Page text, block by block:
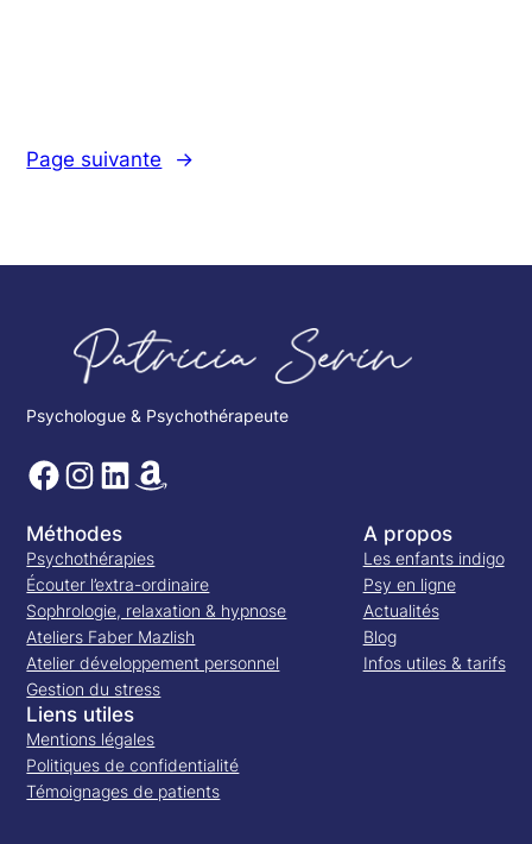
Page suivante →
Psychologue & Psychothérapeute
Méthodes
Psychothérapies
Écouter l’extra-ordinaire
Sophrologie, relaxation & hypnose
Ateliers Faber Mazlish
Atelier développement personnel
Gestion du stress
A propos
Les enfants indigo
Psy en ligne
Actualités
Blog
Infos utiles & tarifs
Liens utiles
Mentions légales
Politiques de confidentialité
Témoignages de patients